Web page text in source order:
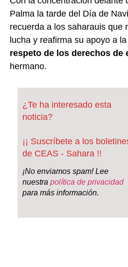
Palma la tarde del Día de
recuerda a los saharauis que
lucha y reafirma su apoyo a la
respeto de los derechos de
hermano.
¿Te ha interesado esta
noticia?
¡¡ Suscríbete a los
de CEAS - Sahara !!
¡No enviamos spam! Lee
nuestra política de privacidad
para más información.